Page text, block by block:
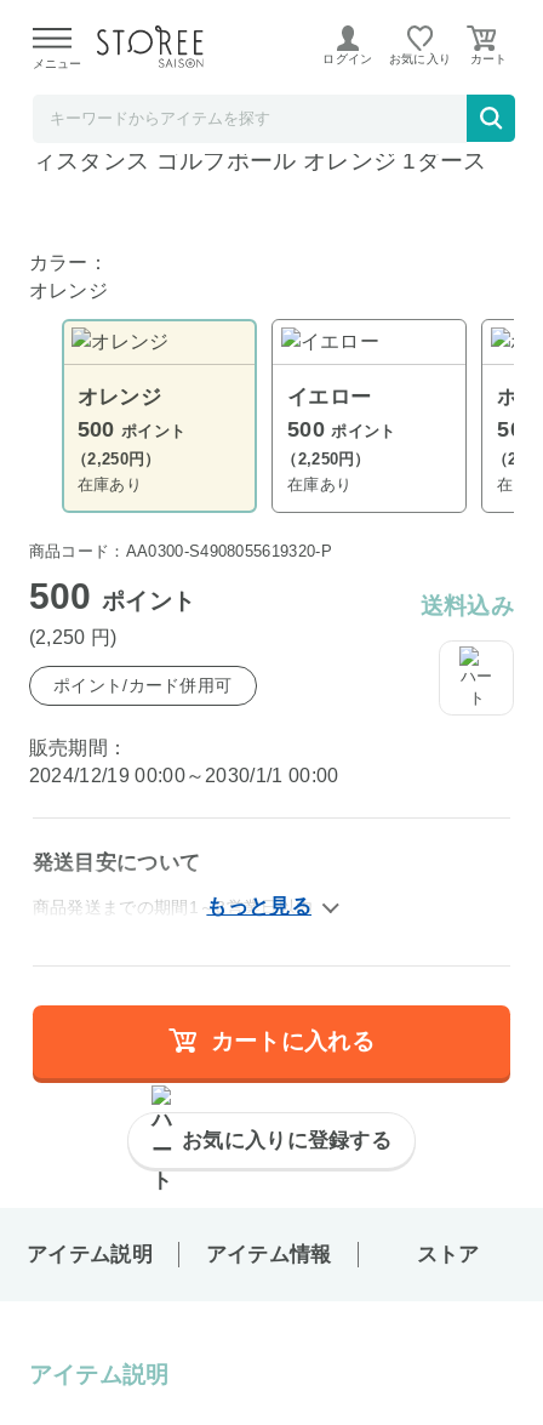
よる配送遅延が発生しております。
メニュー ログイン お気に入り
ブリヂストン ツアーステージ エクストラデ
ィスタンス ゴルフボール オレンジ 1ダース
カラー：
オレンジ
オレンジ
500ポイント
（2,250円）
在庫あり
イエロー
500ポイント
（2,250円）
在庫あり
ホ
500
（
在庫
商品コード：AA0300-S4908055619320-P
500ポイント
(2,250 円)
送料込み
ポイント/カード併用可
販売期間：
2024/12/19 00:00～2030/1/1 00:00
発送目安について
商品発送までの期間1～3営業日以内
カートに入れる
お気に入りに登録する
アイテム説明 アイテム情報 ストア
アイテム説明